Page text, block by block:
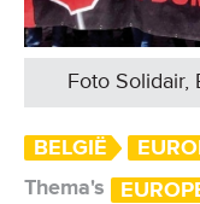
Foto Solidair,
BELGIË
Thema's